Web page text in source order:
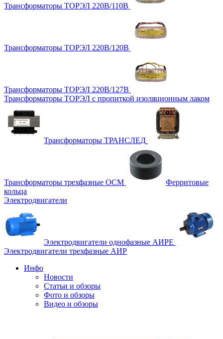
Трансформаторы ТОРЭЛ 220В/110В
Трансформаторы ТОРЭЛ 220В/120В
Трансформаторы ТОРЭЛ 220В/127В
Трансформаторы ТОРЭЛ с пропиткой изоляционным лаком
Трансформаторы ТРАНСЛЕД
Трансформаторы трехфазные ОСМ
Ферритовые
кольца
Электродвигатели
Электродвигатели однофазные АИРЕ
Электродвигатели трехфазные АИР
Инфо
Новости
Статьи и обзоры
Фото и обзоры
Видео и обзоры